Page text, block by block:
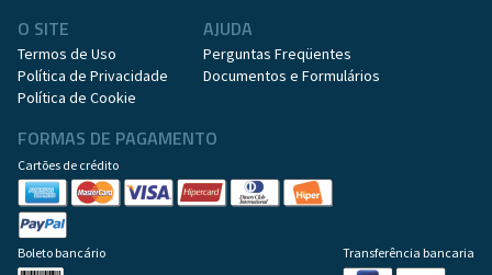
O SITE
Termos de Uso
Política de Privacidade
Política de Cookie
AJUDA
Perguntas Freqüentes
Documentos e Formulários
FORMAS DE PAGAMENTO
Cartões de crédito
Boleto bancário Transferência bancaria